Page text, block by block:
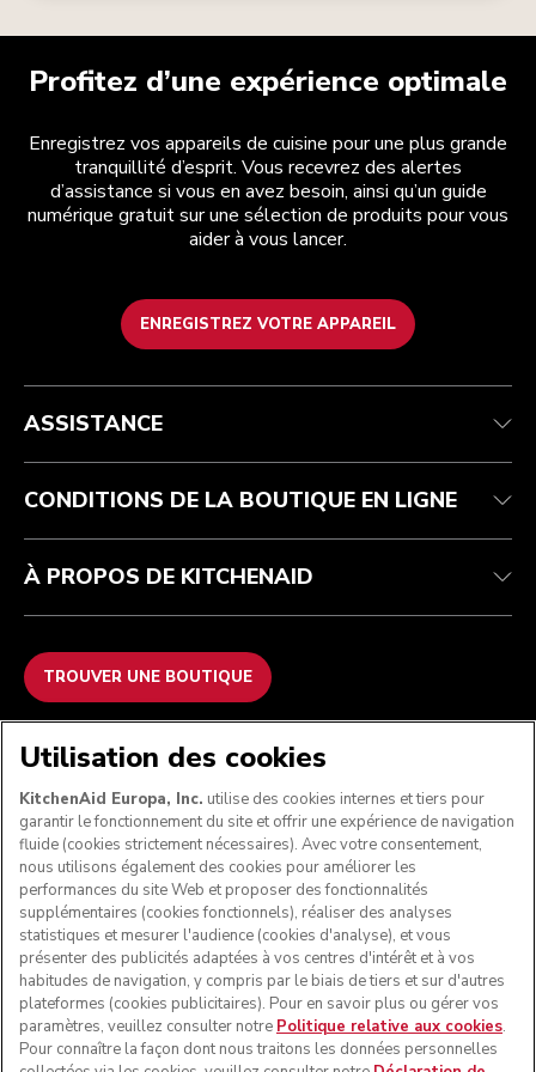
Profitez d’une expérience optimale
Enregistrez vos appareils de cuisine pour une plus grande
tranquillité d’esprit. Vous recevrez des alertes
d’assistance si vous en avez besoin, ainsi qu’un guide
numérique gratuit sur une sélection de produits pour vous
aider à vous lancer.
ENREGISTREZ VOTRE APPAREIL
Service après-vente
Garantie et documents
Contactez-nous
Conditions générales de vente
Retours et remboursements
Imprint
ODR
La marque
Trouver une boutique
ASSISTANCE
CONDITIONS DE LA BOUTIQUE EN LIGNE
À PROPOS DE KITCHENAID
TROUVER UNE BOUTIQUE
NOUS ACCEPTONS
SUIVEZ-NOUS
Utilisation des cookies
KitchenAid Europa, Inc. utilise des cookies internes et tiers pour
garantir le fonctionnement du site et offrir une expérience de navigation
fluide (cookies strictement nécessaires). Avec votre consentement,
nous utilisons également des cookies pour améliorer les
performances du site Web et proposer des fonctionnalités
supplémentaires (cookies fonctionnels), réaliser des analyses
statistiques et mesurer l'audience (cookies d'analyse), et vous
présenter des publicités adaptées à vos centres d'intérêt et à vos
habitudes de navigation, y compris par le biais de tiers et sur d'autres
plateformes (cookies publicitaires). Pour en savoir plus ou gérer vos
paramètres, veuillez consulter notre Politique relative aux cookies.
Pour connaître la façon dont nous traitons les données personnelles